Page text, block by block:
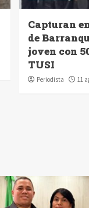
Capturan
de
joven con
TUSI
Periodista 11